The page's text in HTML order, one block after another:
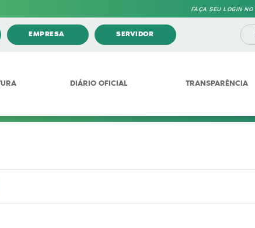
FAÇA SEU LOGIN NO
EMPRESA SERVIDOR
DIÁRIO OFICIAL TRANSPARÊNCIA